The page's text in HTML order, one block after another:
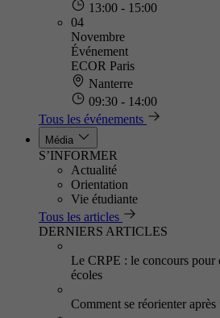
13:00 - 15:00
04
Novembre
Événement
ECOR Paris
Nanterre
09:30 - 14:00
Tous les événements
Média
S’INFORMER
Actualité
Orientation
Vie étudiante
Tous les articles
DERNIERS ARTICLES
Le CRPE : le concours pour
écoles
Comment se réorienter